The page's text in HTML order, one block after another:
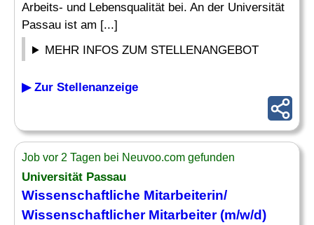
Arbeits- und Lebensqualität bei. An der Universität
Passau ist am [...]
MEHR INFOS ZUM STELLENANGEBOT
▶ Zur Stellenanzeige
Job vor 2 Tagen bei Neuvoo.com gefunden
Universität Passau
Wissenschaftliche Mitarbeiterin/
Wissenschaftlicher Mitarbeiter(m/w/d)